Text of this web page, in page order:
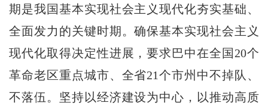
期是我国基本实现社会主义现代化夯实基础、
全面发力的关键时期。确保基本实现社会主义
现代化取得决定性进展，要求巴中在全国20个
革命老区重点城市、全省21个市州中不掉队、
不落伍。坚持以经济建设为中心，以推动高质